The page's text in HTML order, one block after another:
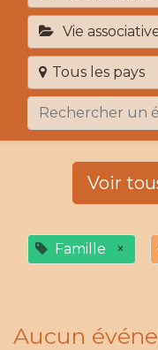
Vie
Tous les pays
Voir
Famille ×
Aucun